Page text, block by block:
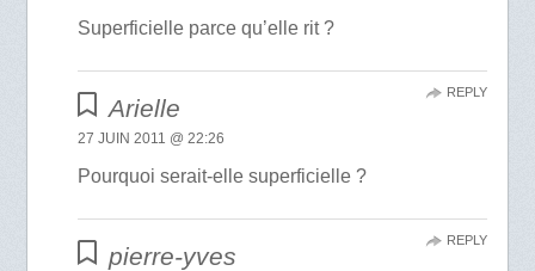
Superficielle parce qu’elle rit ?
Arielle
27 JUIN 2011 @ 22:26
Pourquoi serait-elle superficielle ?
REPLY
pierre-yves
REPLY